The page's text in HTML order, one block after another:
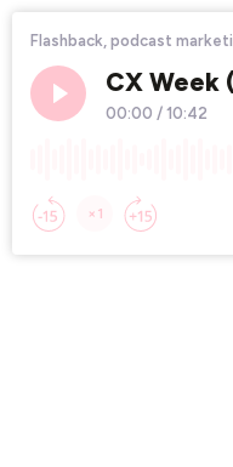
Flashback, podcast
CX Week
00:00 / 10:42
×1